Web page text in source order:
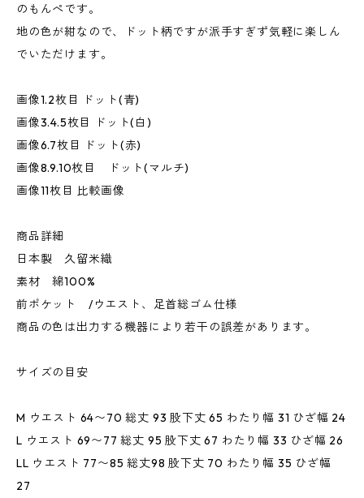
のもんぺです。
地の色が紺なので、ドット柄ですが派手すぎず気軽に楽しん
でいただけます。
画像1.2枚目 ドット(青)
画像3.4.5枚目 ドット(白)
画像6.7枚目 ドット(赤)
画像8.9.10枚目 ドット(マルチ)
画像11枚目 比較画像
商品詳細
日本製 久留米織
素材 綿100%
前ポケット /ウエスト、足首総ゴム仕様
商品の色は出力する機器により若干の誤差があります。
サイズの目安
M ウエスト 64〜70 総丈 93 股下丈 65 わたり幅 31 ひざ幅 24
L ウエスト 69〜77 総丈 95 股下丈 67 わたり幅 33 ひざ幅 26
LL ウエスト 77〜85 総丈98 股下丈 70 わたり幅 35 ひざ幅
27